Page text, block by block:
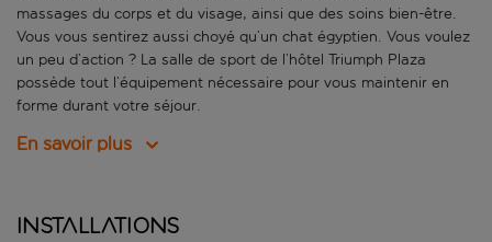
massages du corps et du visage, ainsi que des soins bien-être.
Vous vous sentirez aussi choyé qu’un chat égyptien. Vous voulez
un peu d’action ? La salle de sport de l’hôtel Triumph Plaza
possède tout l’équipement nécessaire pour vous maintenir en
forme durant votre séjour.
En savoir plus
Installations